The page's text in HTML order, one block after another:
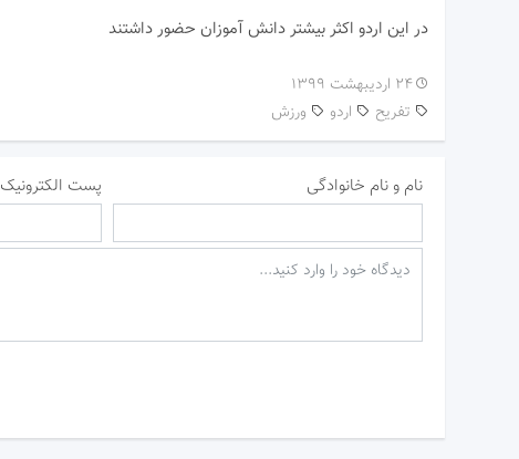
در این اردو اکثر بیشتر دانش آموزان حضور داشتند
۲۴ اردیبهشت ۱۳۹۹
اردو
تفریح ورزش
نام و نام خانوادگی پست الکترونیک